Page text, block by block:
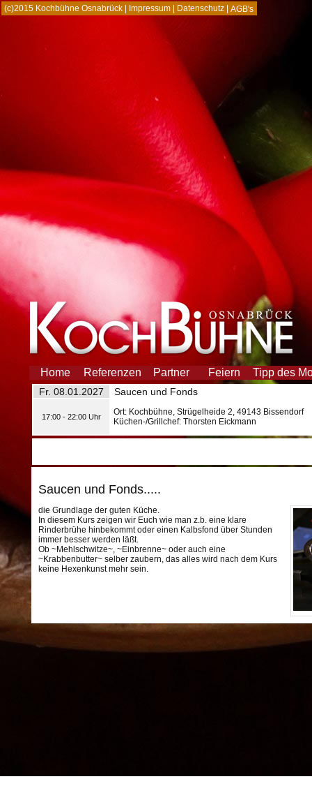
(c)2015 Kochbühne Osnabrück | Impressum Datenschutz AGB's
Home Referenzen Partner Feiern Tipp des
Fr. 08.01.2027 Saucen und Fonds
17:00 - 22:00 Uhr
Ort: Kochbühne, Strügelheide 2, 49143 Bissendorf
Küchen-/Grillchef: Thorsten Eickmann
Saucen und Fonds.....
die Grundlage der guten Küche.
In diesem Kurs zeigen wir Euch wie man z.b. eine klare
Rinderbrühe hinbekommt oder einen Kalbsfond über Stunden
immer besser werden läßt.
Ob ~Mehlschwitze~, ~Einbrenne~ oder auch eine
~Krabbenbutter~ selber zaubern, das alles wird nach dem Kurs
keine Hexenkunst mehr sein.